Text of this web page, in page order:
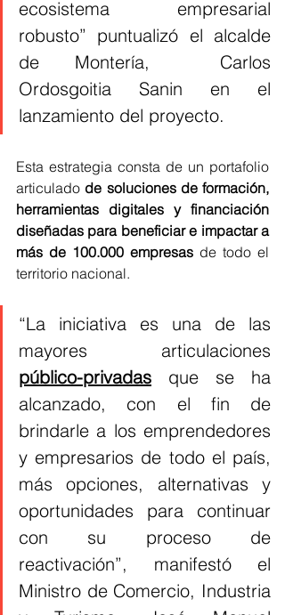
ecosistema empresarial
robusto” puntualizó el alcalde
de Montería,  Carlos
Ordosgoitia Sanin en el
lanzamiento del proyecto.
Esta estrategia consta de un portafolio
articulado de soluciones de formación,
herramientas digitales y financiación
diseñadas para beneficiar e impactar a
más de 100.000 empresas de todo el
territorio nacional.
“La iniciativa es una de las
público-privadas que se ha
alcanzado, con el fin de
brindarle a los emprendedores
y empresarios de todo el país,
más opciones, alternativas y
oportunidades para continuar
con su proceso de
reactivación”, manifestó el
Ministro de Comercio, Industria